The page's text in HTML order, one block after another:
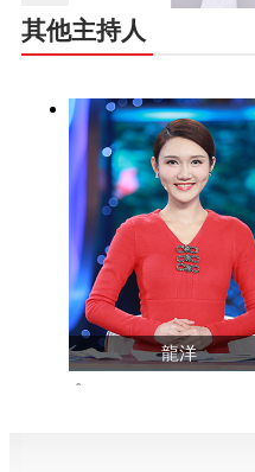
其他主持人
龍洋